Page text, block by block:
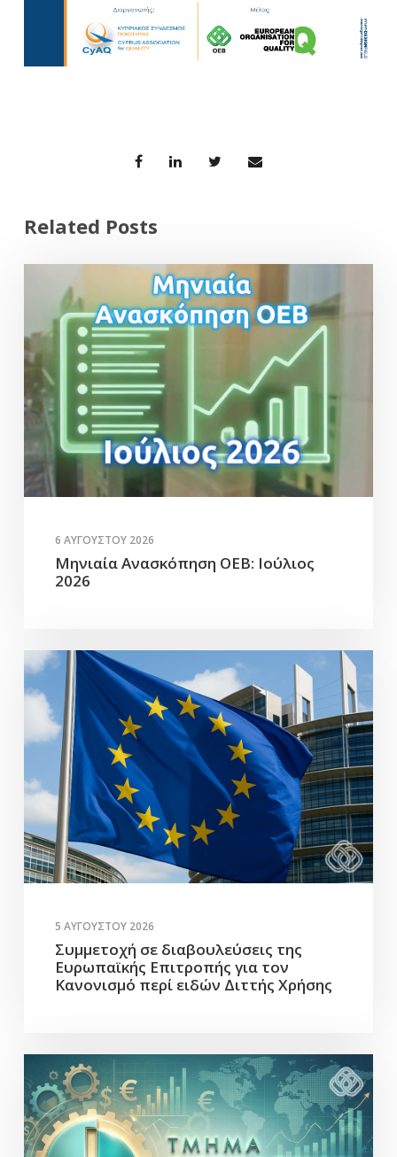
Related Posts
6 ΑΥΓΟΎΣΤΟΥ 2026
Μηνιαία Ανασκόπηση ΟΕΒ: Ιούλιος
2026
5 ΑΥΓΟΎΣΤΟΥ 2026
Συμμετοχή σε διαβουλεύσεις της
Ευρωπαϊκής Επιτροπής για τον
Κανονισμό περί ειδών Διττής Χρήσης